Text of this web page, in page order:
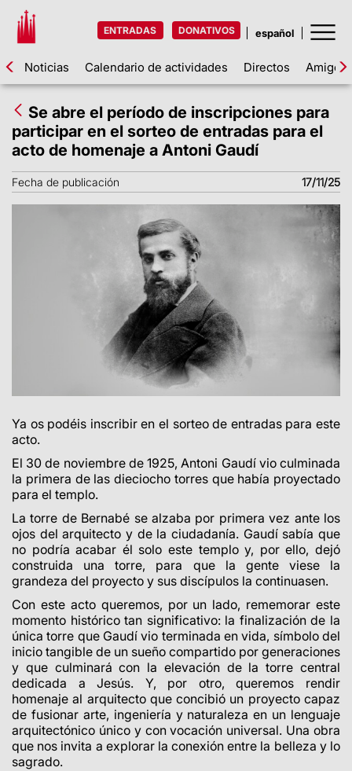
ENTRADAS DONATIVOS
Noticias Calendario de actividades Directos Amigos
Se abre el período de inscripciones para
participar en el sorteo de entradas para el
acto de homenaje a Antoni Gaudí
Fecha de publicación 17/11/25
Ya os podéis inscribir en el sorteo de entradas para este
acto.
El 30 de noviembre de 1925, Antoni Gaudí vio culminada
la primera de las dieciocho torres que había proyectado
para el templo.
La torre de Bernabé se alzaba por primera vez ante los
ojos del arquitecto y de la ciudadanía. Gaudí sabía que
no podría acabar él solo este templo y, por ello, dejó
construida una torre, para que la gente viese la
grandeza del proyecto y sus discípulos la continuasen.
Con este acto queremos, por un lado, rememorar este
momento histórico tan significativo: la finalización de la
única torre que Gaudí vio terminada en vida, símbolo del
inicio tangible de un sueño compartido por generaciones
y que culminará con la elevación de la torre central
dedicada a Jesús. Y, por otro, queremos rendir
homenaje al arquitecto que concibió un proyecto capaz
de fusionar arte, ingeniería y naturaleza en un lenguaje
arquitectónico único y con vocación universal. Una obra
que nos invita a explorar la conexión entre la belleza y lo
sagrado.